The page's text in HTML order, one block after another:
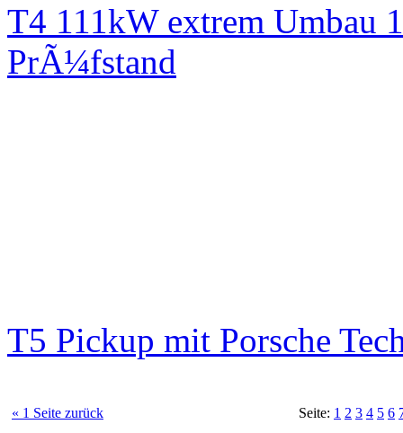
T4 111kW extrem Umbau
PrÃ¼fstand
T5 Pickup mit Porsche
« 1 Seite zurück Seite: 1 2 3 4 5 6